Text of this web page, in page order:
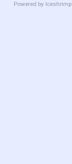
Powered by Iceshrimp